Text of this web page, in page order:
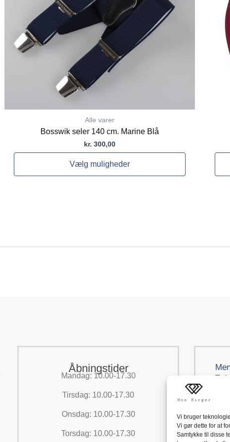
Vi bruger
Vi gør dette for at
Samtykke til disse
Alle varer
Bosswik seler 140 cm. Marine Blå
kr. 300,00
Vælg muligheder
varesiden
Åbningstider
Mandag: 10.00-17.30
Tirsdag: 10.00-17.30
Onsdag: 10.00-17.30
Torsdag: 10.00-17.30
Tøj
Om